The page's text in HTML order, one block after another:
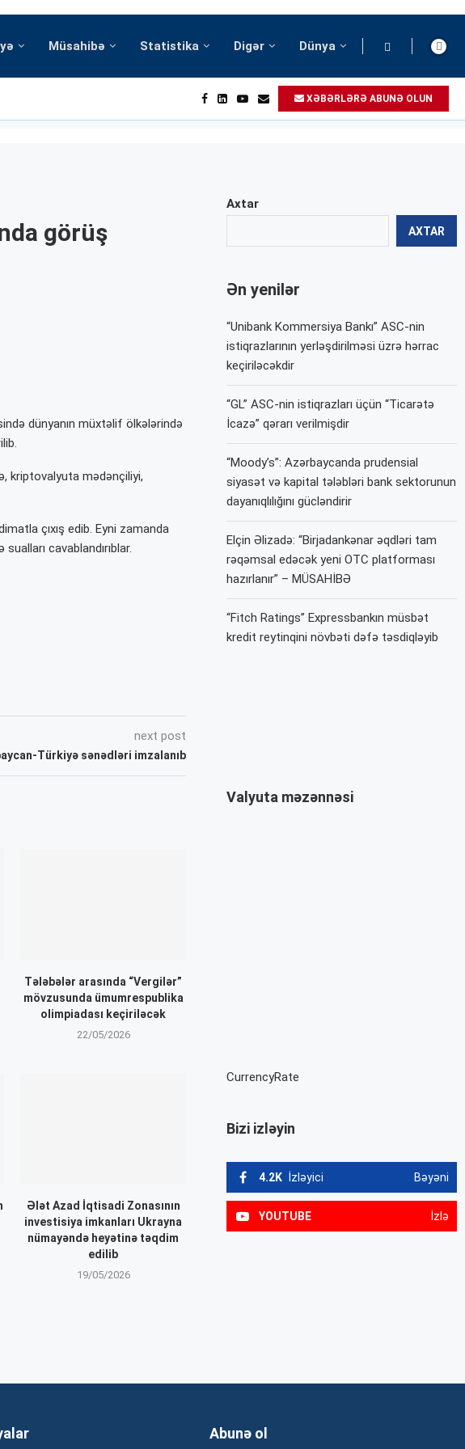
Müsahibə Statistika Digər Dünya
XƏBƏRLƏRƏ ABUNƏ OLUN
görüş
dünyanın müxtəlif ölkələrində
kriptovalyuta mədənçiliyi,
çıxış edib. Eyni zamanda
cavablandırıblar.
next post
Türkiyə sənədləri imzalanıb
Tələbələr arasında “Vergilər”
mövzusunda ümumrespublika
olimpiadası keçiriləcək
22/05/2026
Ələt Azad İqtisadi Zonasının
investisiya imkanları Ukrayna
nümayəndə heyətinə təqdim
edilib
19/05/2026
Axtar
AXTAR
Ən yenilər
“Unibank Kommersiya Bankı” ASC-nin
istiqrazlarının yerləşdirilməsi üzrə hərrac
keçiriləcəkdir
“GL” ASC-nin istiqrazları üçün “Ticarətə
İcazə” qərarı verilmişdir
“Moody’s”: Azərbaycanda prudensial
siyasət və kapital tələbləri bank sektorunun
dayanıqlılığını gücləndirir
Elçin Əlizadə: “Birjadankənar əqdləri tam
rəqəmsal edəcək yeni OTC platforması
hazırlanır” – MÜSAHİBƏ
“Fitch Ratings” Expressbankın müsbət
kredit reytinqini növbəti dəfə təsdiqləyib
Valyuta məzənnəsi
CurrencyRate
Bizi izləyin
4.2K İzləyici Bəyəni
YOUTUBE İzlə
Abunə ol